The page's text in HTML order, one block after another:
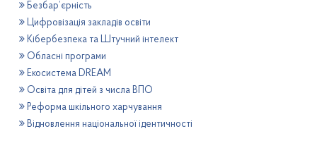
Безбар’єрність
Цифровізація закладів освіти
Кібербезпека та Штучний інтелект
Обласні програми
Екосистема DREAM
Освіта для дітей з числа ВПО
Реформа шкільного харчування
Відновлення національної ідентичності